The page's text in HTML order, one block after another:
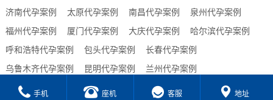
济南代孕案例
太原代孕案例 南昌代孕案例
泉州代孕案例
福州代孕案例
厦门代孕案例 大庆代孕案例
哈尔滨代孕案例
呼和浩特代孕案例
包头代孕案例
长春代孕案例
乌鲁木齐代孕案例
昆明代孕案例
兰州代孕案例
贵阳代孕案例
合肥代孕案例 西宁代孕案例 海口代孕案例
手机 座机 客服 地址